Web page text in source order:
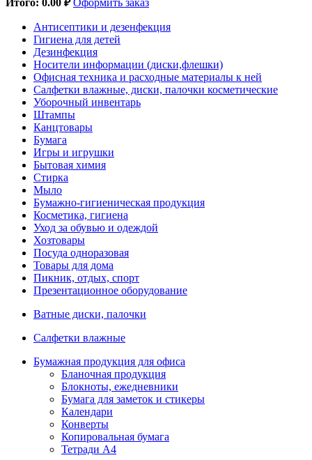
Итого: 0.00 ₽ Оформить заказ
Антисептики и дезенфекция
Гигиена для детей
Дезинфекция
Носители информации (диски,флешки)
Офисная техника и расходные материалы к ней
Салфетки влажные, диски, палочки косметические
Уборочный инвентарь
Штампы
Канцтовары
Бумага
Игры и игрушки
Бытовая химия
Стирка
Мыло
Бумажно-гигиеническая продукция
Косметика, гигиена
Уход за обувью и одеждой
Хозтовары
Посуда одноразовая
Товары для дома
Пикник, отдых, спорт
Презентационное оборудование
Ватные диски, палочки
Салфетки влажные
Бумажная продукция для офиса
Бланочная продукция
Блокноты, ежедневники
Бумага для заметок и стикеры
Календари
Конверты
Копировальная бумага
Тетради А4